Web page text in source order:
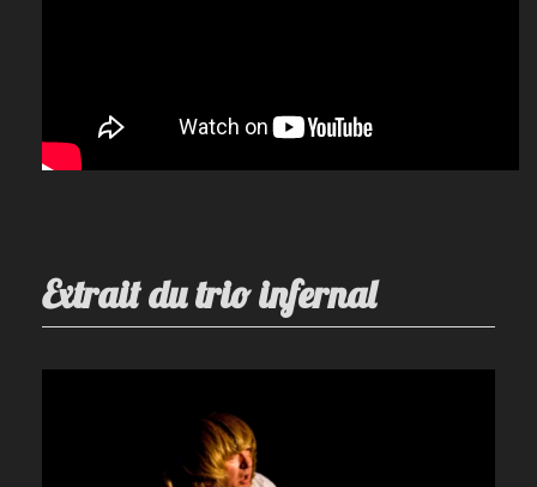
Extrait du trio infernal